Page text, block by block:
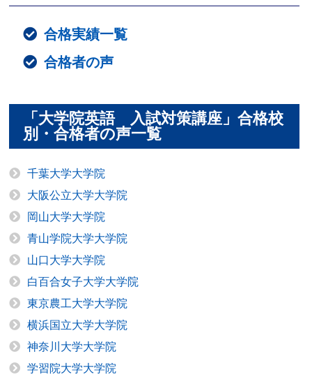
合格実績一覧
合格者の声
「大学院英語 入試対策講座」合格校
別・合格者の声一覧
千葉大学大学院
大阪公立大学大学院
岡山大学大学院
青山学院大学大学院
山口大学大学院
白百合女子大学大学院
東京農工大学大学院
横浜国立大学大学院
神奈川大学大学院
学習院大学大学院